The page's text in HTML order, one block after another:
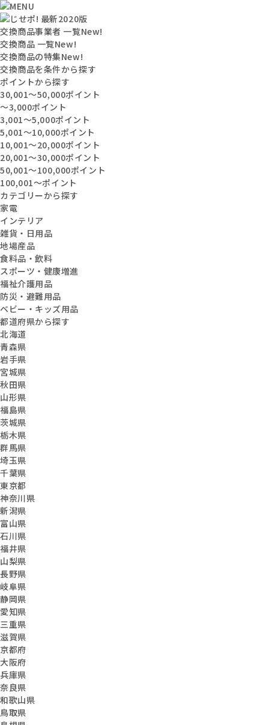
交換商品事業者 一覧New!
交換商品 一覧New!
交換商品の特集New!
交換商品を条件から探す
ポイントから探す
30,001〜50,000ポイント
〜3,000ポイント
3,001〜5,000ポイント
5,001〜10,000ポイント
10,001〜20,000ポイント
20,001〜30,000ポイント
50,001〜100,000ポイント
100,001〜ポイント
カテゴリーから探す
家電
インテリア
雑貨・日用品
地場産品
食料品・飲料
スポーツ・健康増進
福祉介護用品
防災・避難用品
ベビー・キッズ用品
都道府県から探す
北海道
青森県
岩手県
宮城県
秋田県
山形県
福島県
茨城県
栃木県
群馬県
埼玉県
千葉県
東京都
神奈川県
新潟県
富山県
石川県
福井県
山梨県
長野県
岐阜県
静岡県
愛知県
三重県
滋賀県
京都府
大阪府
兵庫県
奈良県
和歌山県
鳥取県